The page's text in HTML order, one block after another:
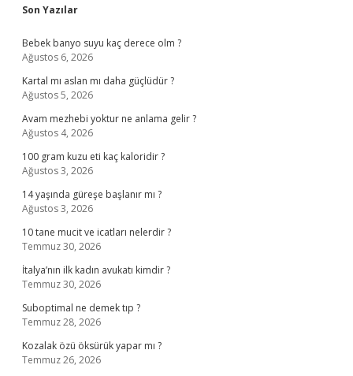
Sidebar
Son Yazılar
Bebek banyo suyu kaç derece olm ?
Ağustos 6, 2026
Kartal mı aslan mı daha güçlüdür ?
Ağustos 5, 2026
Avam mezhebi yoktur ne anlama gelir ?
Ağustos 4, 2026
100 gram kuzu eti kaç kaloridir ?
Ağustos 3, 2026
14 yaşında güreşe başlanır mı ?
Ağustos 3, 2026
10 tane mucit ve icatları nelerdir ?
Temmuz 30, 2026
İtalya’nın ilk kadın avukatı kimdir ?
Temmuz 30, 2026
Suboptimal ne demek tıp ?
Temmuz 28, 2026
Kozalak özü öksürük yapar mı ?
Temmuz 26, 2026